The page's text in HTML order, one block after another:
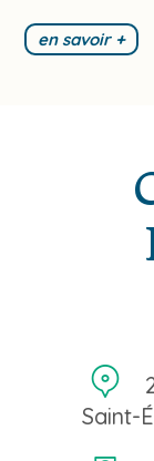
en savoir +
Saint-